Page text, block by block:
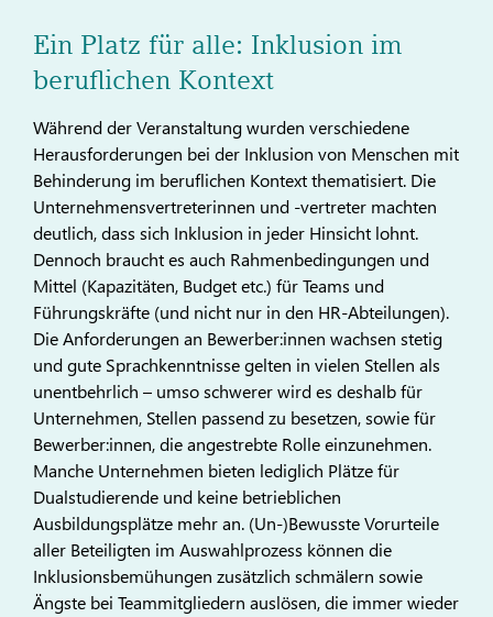
Ein Platz für alle: Inklusion im
beruflichen Kontext
Während der Veranstaltung wurden verschiedene
Herausforderungen bei der Inklusion von Menschen mit
Behinderung im beruflichen Kontext thematisiert. Die
Unternehmensvertreterinnen und -vertreter machten
deutlich, dass sich Inklusion in jeder Hinsicht lohnt.
Dennoch braucht es auch Rahmenbedingungen und
Mittel (Kapazitäten, Budget etc.) für Teams und
Führungskräfte (und nicht nur in den HR-Abteilungen).
Die Anforderungen an Bewerber:innen wachsen stetig
und gute Sprachkenntnisse gelten in vielen Stellen als
unentbehrlich – umso schwerer wird es deshalb für
Unternehmen, Stellen passend zu besetzen, sowie für
Bewerber:innen, die angestrebte Rolle einzunehmen.
Manche Unternehmen bieten lediglich Plätze für
Dualstudierende und keine betrieblichen
Ausbildungsplätze mehr an. (Un-)Bewusste Vorurteile
aller Beteiligten im Auswahlprozess können die
Inklusionsbemühungen zusätzlich schmälern sowie
Ängste bei Teammitgliedern auslösen, die immer wieder